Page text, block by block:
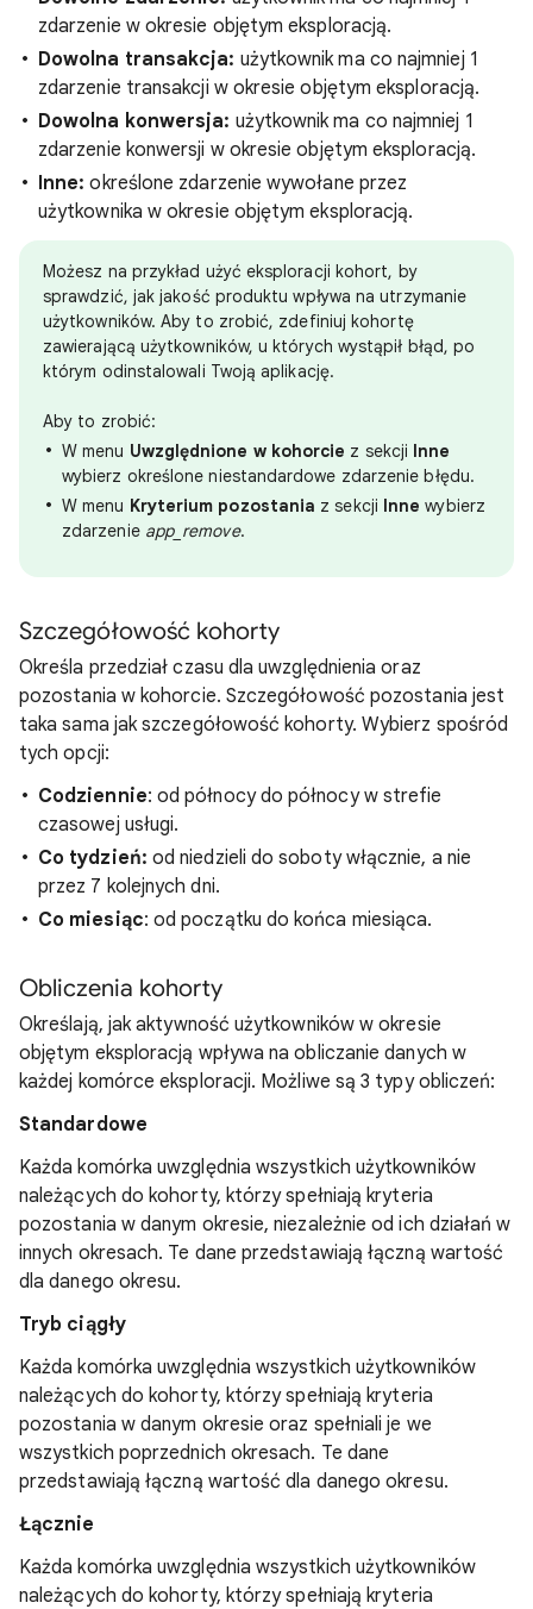
zdarzenie w okresie objętym eksploracją.
Dowolna transakcja: użytkownik ma co najmniej 1
zdarzenie transakcji w okresie objętym eksploracją.
Dowolna konwersja: użytkownik ma co najmniej 1
zdarzenie konwersji w okresie objętym eksploracją.
Inne: określone zdarzenie wywołane przez
użytkownika w okresie objętym eksploracją.
Możesz na przykład użyć eksploracji kohort, by
sprawdzić, jak jakość produktu wpływa na utrzymanie
użytkowników. Aby to zrobić, zdefiniuj kohortę
zawierającą użytkowników, u których wystąpił błąd, po
którym odinstalowali Twoją aplikację.
Aby to zrobić:
W menu Uwzględnione w kohorcie z sekcji Inne
wybierz określone niestandardowe zdarzenie błędu.
W menu Kryterium pozostania z sekcji Inne wybierz
zdarzenie app_remove.
Szczegółowość kohorty
Określa przedział czasu dla uwzględnienia oraz
pozostania w kohorcie. Szczegółowość pozostania jest
taka sama jak szczegółowość kohorty. Wybierz spośród
tych opcji:
Codziennie: od północy do północy w strefie
czasowej usługi.
Co tydzień: od niedzieli do soboty włącznie, a nie
przez 7 kolejnych dni.
Co miesiąc: od początku do końca miesiąca.
Obliczenia kohorty
Określają, jak aktywność użytkowników w okresie
objętym eksploracją wpływa na obliczanie danych w
każdej komórce eksploracji. Możliwe są 3 typy obliczeń:
Standardowe
Każda komórka uwzględnia wszystkich użytkowników
należących do kohorty, którzy spełniają kryteria
pozostania w danym okresie, niezależnie od ich działań w
innych okresach. Te dane przedstawiają łączną wartość
dla danego okresu.
Tryb ciągły
Każda komórka uwzględnia wszystkich użytkowników
należących do kohorty, którzy spełniają kryteria
pozostania w danym okresie oraz spełniali je we
wszystkich poprzednich okresach. Te dane
przedstawiają łączną wartość dla danego okresu.
Łącznie
Każda komórka uwzględnia wszystkich użytkowników
należących do kohorty, którzy spełniają kryteria